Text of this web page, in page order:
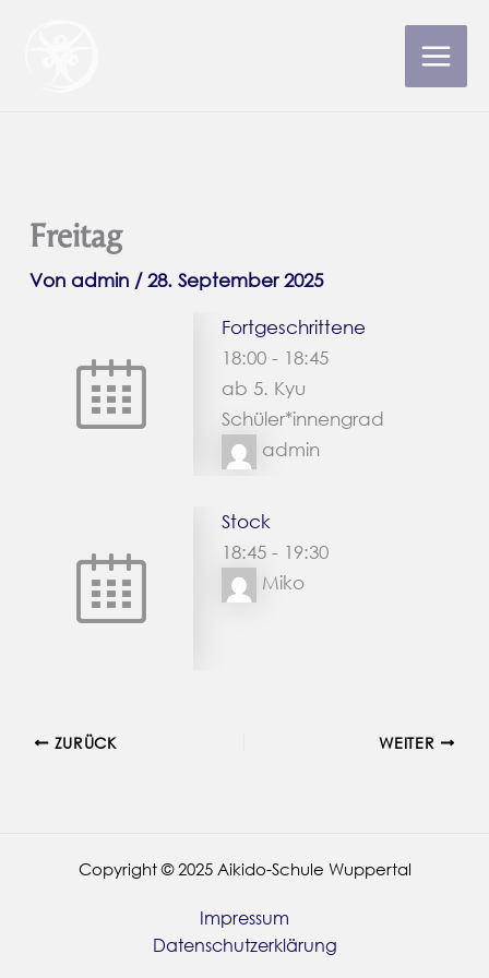
Main
Freitag
Von admin /28. September 2025
Fortgeschrittene
18:00- 18:45
ab 5. Kyu
Schüler*innengrad
admin
Stock
18:45- 19:30
Miko
ZURÜCK WEITER
Copyright © 2025 Aikido-Schule Wuppertal
Impressum
Datenschutzerklärung